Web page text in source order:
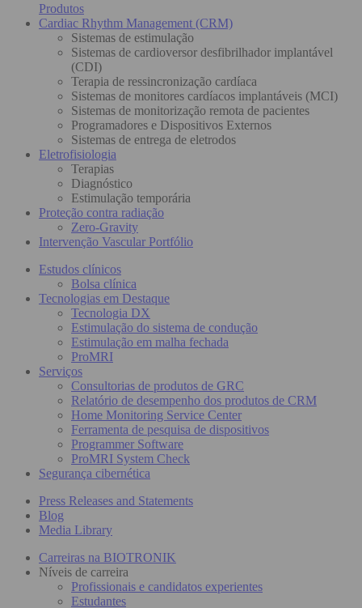
Produtos
Cardiac Rhythm Management (CRM)
Sistemas de estimulação
Sistemas de cardioversor desfibrilhador implantável
(CDI)
Terapia de ressincronização cardíaca
Sistemas de monitores cardíacos implantáveis (MCI)
Sistemas de monitorização remota de pacientes
Programadores e Dispositivos Externos
Sistemas de entrega de eletrodos
Eletrofisiologia
Terapias
Diagnóstico
Estimulação temporária
Proteção contra radiação
Zero-Gravity
Intervenção Vascular Portfólio
Estudos clínicos
Bolsa clínica
Tecnologias em Destaque
Tecnologia DX
Estimulação do sistema de condução
Estimulação em malha fechada
ProMRI
Serviços
Consultorias de produtos de GRC
Relatório de desempenho dos produtos de CRM
Home Monitoring Service Center
Ferramenta de pesquisa de dispositivos
Programmer Software
ProMRI System Check
Segurança cibernética
Press Releases and Statements
Blog
Media Library
Carreiras na BIOTRONIK
Níveis de carreira
Profissionais e candidatos experientes
Estudantes